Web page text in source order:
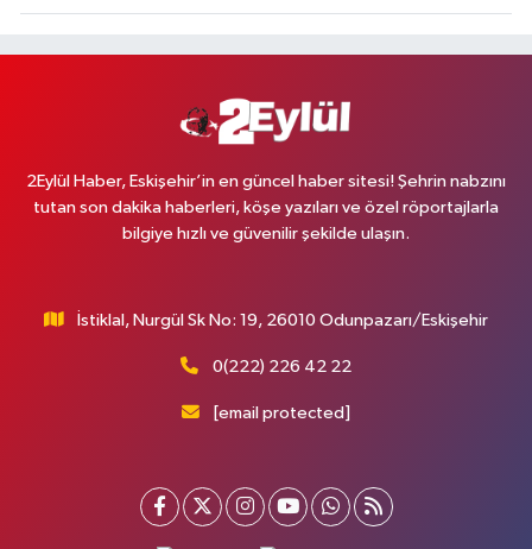
2Eylül Haber, Eskişehir’in en güncel haber sitesi! Şehrin nabzını
tutan son dakika haberleri, köşe yazıları ve özel röportajlarla
bilgiye hızlı ve güvenilir şekilde ulaşın.
İstiklal, Nurgül Sk No: 19, 26010 Odunpazarı/Eskişehir
0(222) 226 42 22
[email protected]